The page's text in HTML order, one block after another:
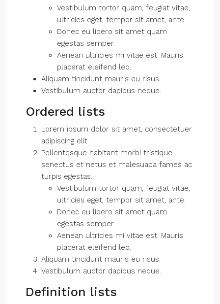
Vestibulum tortor quam, feugiat vitae,
ultricies eget, tempor sit amet, ante.
Donec eu libero sit amet quam
egestas semper.
Aenean ultricies mi vitae est. Mauris
placerat eleifend leo.
Aliquam tincidunt mauris eu risus.
Vestibulum auctor dapibus neque.
Ordered lists
Lorem ipsum dolor sit amet, consectetuer
adipiscing elit.
Pellentesque habitant morbi tristique
senectus et netus et malesuada fames ac
turpis egestas.
Vestibulum tortor quam, feugiat vitae,
ultricies eget, tempor sit amet, ante.
Donec eu libero sit amet quam
egestas semper.
Aenean ultricies mi vitae est. Mauris
placerat eleifend leo.
Aliquam tincidunt mauris eu risus.
Vestibulum auctor dapibus neque.
Definition lists